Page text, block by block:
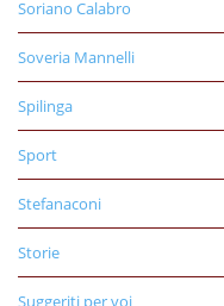
Soriano Calabro
Soveria Mannelli
Spilinga
Sport
Stefanaconi
Storie
Suggeriti per voi